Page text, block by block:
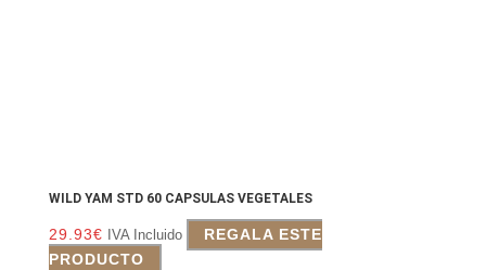
WILD YAM STD 60 CAPSULAS VEGETALES
29.93€ IVA Incluido
REGALA ESTE
PRODUCTO